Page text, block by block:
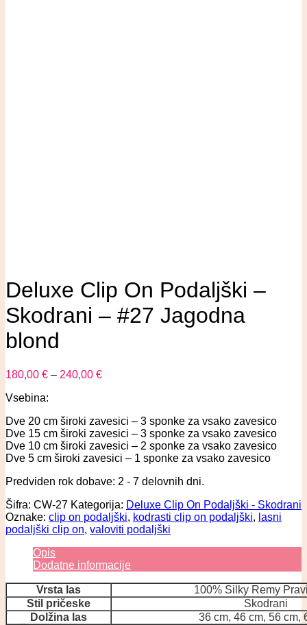
Deluxe Clip On Podaljški –
Skodrani – #27 Jagodna
blond
180,00 € – 240,00 €
Vsebina:
Dve 20 cm široki zavesici – 3 sponke za vsako zavesico
Dve 15 cm široki zavesici – 3 sponke za vsako zavesico
Dve 10 cm široki zavesici – 2 sponke za vsako zavesico
Dve 5 cm široki zavesici – 1 sponke za vsako zavesico
Predviden rok dobave: 2 - 7 delovnih dni.
Šifra: CW-27 Kategorija: Deluxe Clip On Podaljški - Skodrani
Oznake: clip on podaljški, kodrasti clip on podaljški, lasni
podaljški clip on, valoviti podaljški
Opis
Dodatne informacije
Vrsta las
100% Silky Remy
Stil pričeske
Skodrani
Dolžina las
36 cm, 46 cm, 56 cm,